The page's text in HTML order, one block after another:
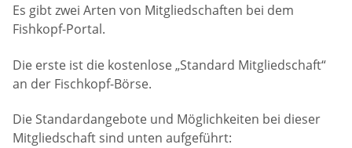
Es gibt zwei Arten von Mitgliedschaften bei dem
Fishkopf-Portal.
Die erste ist die kostenlose „Standard Mitgliedschaft“
an der Fischkopf-Börse.
Die Standardangebote und Möglichkeiten bei dieser
Mitgliedschaft sind unten aufgeführt: